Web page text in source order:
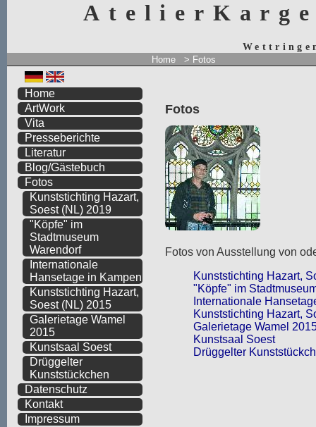
Home > Fotos
Fotos
Fotos von Ausstellung von
Kunststichting Hazart,
"Köpfe" im
Internationale
Kunststichting Hazart,
Galerietage Wamel
Kunstsaal Soest
Drüggelter
Home
ArtWork
Vita
Presseberichte
Literatur
Blog/Gästebuch
Fotos
Kunststichting Hazart,
Soest (NL) 2019
"Köpfe" im
Stadtmuseum
Warendorf
Internationale
Hansetage in Kampen
Kunststichting Hazart,
Soest (NL) 2015
Galerietage Wamel
2015
Kunstsaal Soest
Drüggelter
Kunststückchen
Datenschutz
Kontakt
Impressum